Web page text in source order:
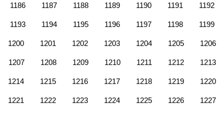
1186 1187 1188 1189 1190 1191 1192
1193 1194 1195 1196 1197 1198 1199
1200 1201 1202 1203 1204 1205 1206
1207 1208 1209 1210 1211 1212 1213
1214 1215 1216 1217 1218 1219 1220
1221 1222 1223 1224 1225 1226 1227